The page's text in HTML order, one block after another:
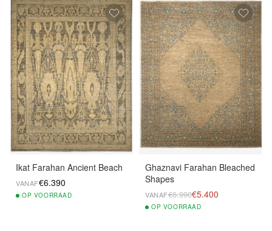
Ikat Farahan Ancient Beach
VANAF€6.390
OP VOORRAAD
Ghaznavi Farahan Bleached
Shapes
VANAF€6.990€5.400
OP VOORRAAD